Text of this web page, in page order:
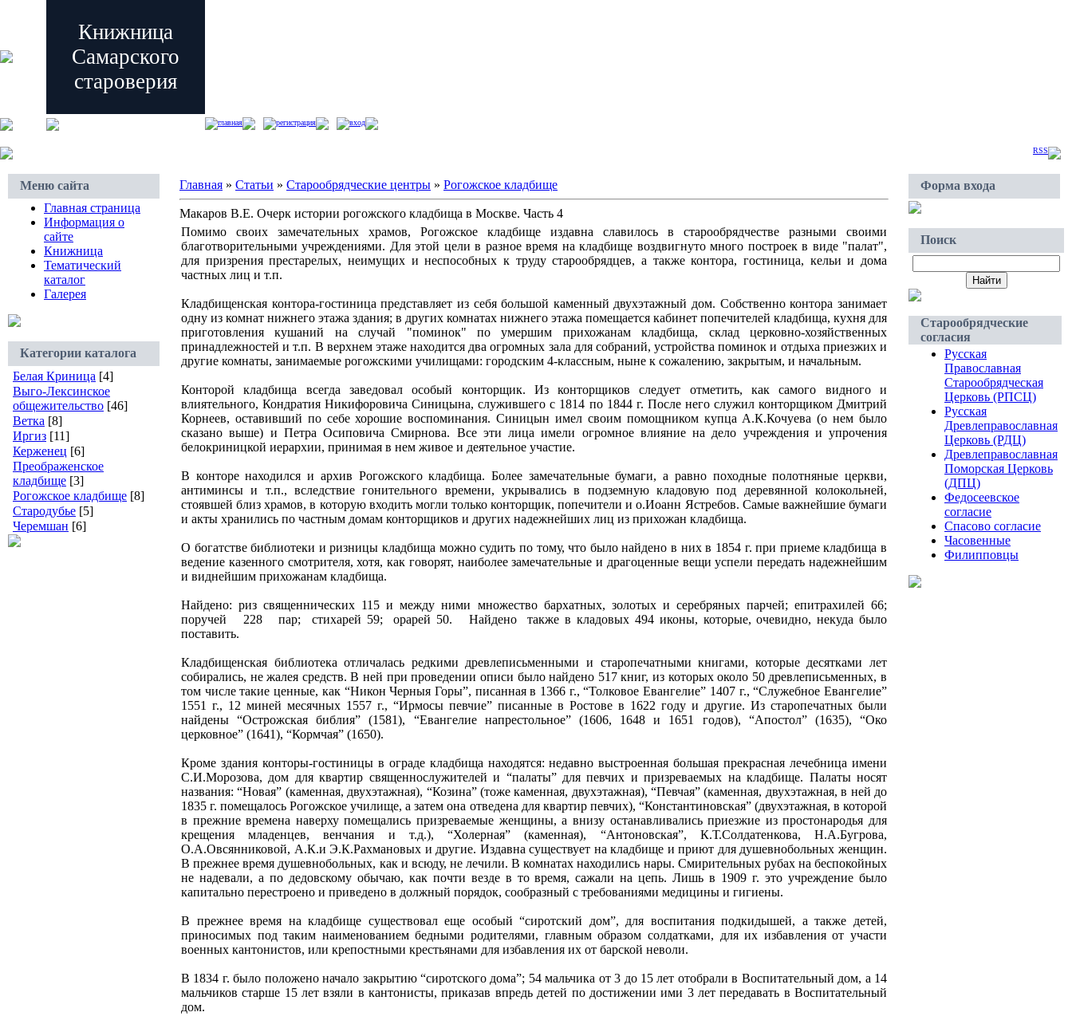
Книжница
Самарского
староверия
главная регистрация вход
RSS
Меню сайта
Главная страница
Информация о
сайте
Книжница
Тематический
каталог
Галерея
Категории каталога
Белая Криница [4]
Выго-Лексинское
общежительство [46]
Ветка [8]
Иргиз [11]
Керженец [6]
Преображенское
кладбище [3]
Рогожское кладбище [8]
Стародубье [5]
Черемшан [6]
Главная » Статьи » Старообрядческие центры » Рогожское кладбище
Макаров В.Е. Очерк истории рогожского кладбища в Москве. Часть 4
Помимо своих замечательных храмов, Рогожское кладбище издавна славилось в старообрядчестве разными своими
благотворительными учреждениями. Для этой цели в разное время на кладбище воздвигнуто много построек в виде "палат",
для призрения престарелых, неимущих и неспособных к труду старообрядцев, а также контора, гостиница, кельи и дома
частных лиц и т.п.
Кладбищенская контора-гостиница представляет из себя большой каменный двухэтажный дом. Собственно контора занимает
одну из комнат нижнего этажа здания; в других комнатах нижнего этажа помещается кабинет попечителей кладбища, кухня для
приготовления кушаний на случай "поминок" по умершим прихожанам кладбища, склад церковно-хозяйственных
принадлежностей и т.п. В верхнем этаже находится два огромных зала для собраний, устройства поминок и отдыха приезжих и
другие комнаты, занимаемые рогожскими училищами: городским 4-классным, ныне к сожалению, закрытым, и начальным.
Конторой кладбища всегда заведовал особый конторщик. Из конторщиков следует отметить, как самого видного и
влиятельного, Кондратия Никифоровича Синицына, служившего с 1814 по 1844 г. После него служил конторщиком Дмитрий
Корнеев, оставивший по себе хорошие воспоминания. Синицын имел своим помощником купца А.К.Кочуева (о нем было
сказано выше) и Петра Осиповича Смирнова. Все эти лица имели огромное влияние на дело учреждения и упрочения
белокриницкой иерархии, принимая в нем живое и деятельное участие.
В конторе находился и архив Рогожского кладбища. Более замечательные бумаги, а равно походные полотняные церкви,
антиминсы и т.п., вследствие гонительного времени, укрывались в подземную кладовую под деревянной колокольней,
стоявшей близ храмов, в которую входить могли только конторщик, попечители и о.Иоанн Ястребов. Самые важнейшие бумаги
и акты хранились по частным домам конторщиков и других надежнейших лиц из прихожан кладбища.
О богатстве библиотеки и ризницы кладбища можно судить по тому, что было найдено в них в 1854 г. при приеме кладбища в
ведение казенного смотрителя, хотя, как говорят, наиболее замечательные и драгоценные вещи успели передать надежнейшим
и виднейшим прихожанам кладбища.
Найдено: риз священнических 115 и между ними множество бархатных, золотых и серебряных парчей; епитрахилей 66;
поручей
228 пар; стихарей 59; орарей 50. Найдено
также в кладовых 494 иконы, которые, очевидно, некуда было
поставить.
Кладбищенская библиотека отличалась редкими древлеписьменными и старопечатными книгами, которые десятками лет
собирались, не жалея средств. В ней при проведении описи было найдено 517 книг, из которых около 50 древлеписьменных, в
том числе такие ценные, как “Никон Черныя Горы”, писанная в 1366 г., “Толковое Евангелие” 1407 г., “Служебное Евангелие”
1551 г., 12 миней месячных 1557 г., “Ирмосы певчие” писанные в Ростове в 1622 году и другие. Из старопечатных были
найдены “Острожская библия” (1581), “Евангелие напрестольное” (1606, 1648 и 1651 годов), “Апостол” (1635), “Око
церковное” (1641), “Кормчая” (1650).
Кроме здания конторы-гостиницы в ограде кладбища находятся: недавно выстроенная большая прекрасная лечебница имени
С.И.Морозова, дом для квартир священнослужителей и “палаты” для певчих и призреваемых на кладбище. Палаты носят
названия: “Новая” (каменная, двухэтажная), “Козина” (тоже каменная, двухэтажная), “Певчая” (каменная, двухэтажная, в ней до
1835 г. помещалось Рогожское училище, а затем она отведена для квартир певчих), “Константиновская” (двухэтажная, в которой
в прежние времена наверху помещались призреваемые женщины, а внизу останавливались приезжие из простонародья для
крещения младенцев, венчания и т.д.), “Холерная” (каменная), “Антоновская”, К.Т.Солдатенкова, Н.А.Бугрова,
О.А.Овсянниковой, А.К.и Э.К.Рахмановых и другие. Издавна существует на кладбище и приют для душевнобольных женщин.
В прежнее время душевнобольных, как и всюду, не лечили. В комнатах находились нары. Смирительных рубах на беспокойных
не надевали, а по дедовскому обычаю, как почти везде в то время, сажали на цепь. Лишь в 1909 г. это учреждение было
капитально перестроено и приведено в должный порядок, сообразный с требованиями медицины и гигиены.
В прежнее время на кладбище существовал еще особый “сиротский дом”, для воспитания подкидышей, а также детей,
приносимых под таким наименованием бедными родителями, главным образом солдатками, для их избавления от участи
военных кантонистов, или крепостными крестьянами для избавления их от барской неволи.
В 1834 г. было положено начало закрытию “сиротского дома”; 54 мальчика от 3 до 15 лет отобрали в Воспитательный дом, а 14
мальчиков старше 15 лет взяли в кантонисты, приказав впредь детей по достижении ими 3 лет передавать в Воспитательный
дом.
Форма входа
Поиск
Старообрядческие
согласия
Русская
Православная
Старообрядческая
Церковь (РПСЦ)
Русская
Древлеправославная
Церковь (РДЦ)
Древлеправославная
Поморская Церковь
(ДПЦ)
Федосеевское
согласие
Спасово согласие
Часовенные
Филипповцы